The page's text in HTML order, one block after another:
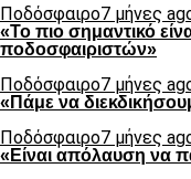
Ποδόσφαιρο7 μήνες
«Το πιο σημαντικό
ποδοσφαιριστών»
Ποδόσφαιρο7 μήνες
«Πάμε να
Ποδόσφαιρο7 μήνες
«Είναι απόλαυση να